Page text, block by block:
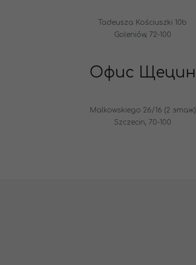
Tadeusza Kościuszki 10b
Goleniów, 72-100
Офис Щецин
Malkowskiego 26/16 (2 этаж)
Szczecin, 70-100